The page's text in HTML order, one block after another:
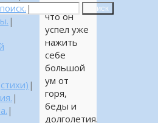
Поиск
потому
что он
успел уже
нажить
себе
большой
ум от
горя,
беды и
долголетия.
|
|
|
|
|